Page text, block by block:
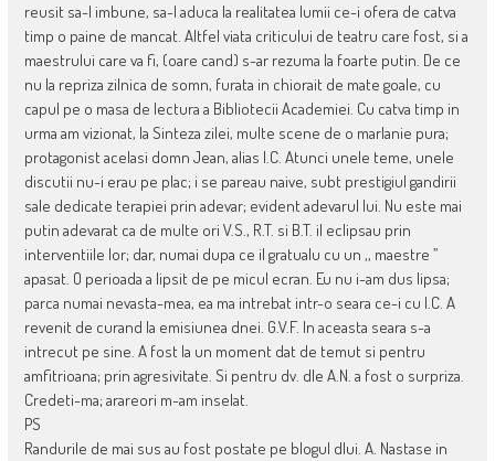
reusit sa-l imbune, sa-l aduca la realitatea lumii ce-i ofera de catva
timp o paine de mancat. Altfel viata criticului de teatru care fost, si a
maestrului care va fi, (oare cand) s-ar rezuma la foarte putin. De ce
nu la repriza zilnica de somn, furata in chiorait de mate goale, cu
capul pe o masa de lectura a Bibliotecii Academiei. Cu catva timp in
urma am vizionat, la Sinteza zilei, multe scene de o marlanie pura;
protagonist acelasi domn Jean, alias I.C. Atunci unele teme, unele
discutii nu-i erau pe plac; i se pareau naive, subt prestigiul gandirii
sale dedicate terapiei prin adevar; evident adevarul lui. Nu este mai
putin adevarat ca de multe ori V.S., R.T. si B.T. il eclipsau prin
interventiile lor; dar, numai dupa ce il gratualu cu un ,, maestre ’’
apasat. O perioada a lipsit de pe micul ecran. Eu nu i-am dus lipsa;
parca numai nevasta-mea, ea ma intrebat intr-o seara ce-i cu I.C. A
revenit de curand la emisiunea dnei. G.V.F. In aceasta seara s-a
intrecut pe sine. A fost la un moment dat de temut si pentru
amfitrioana; prin agresivitate. Si pentru dv. dle A.N. a fost o surpriza.
Credeti-ma; arareori m-am inselat.
PS
Randurile de mai sus au fost postate pe blogul dlui. A. Nastase in